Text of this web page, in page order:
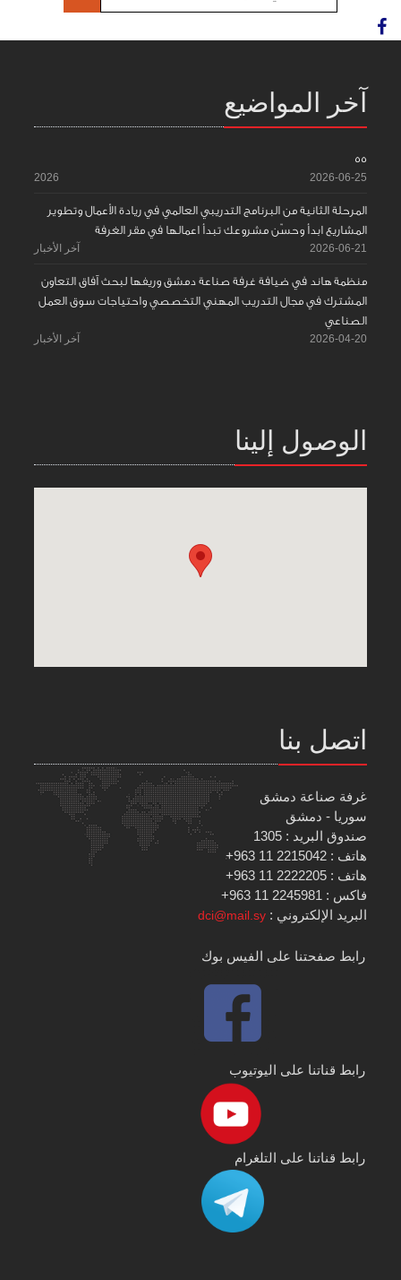
آخر المواضيع
55
2026-06-25
2026
المرحلة الثانية من البرنامج التدريبي العالمي في ريادة الأعمال وتطوير
المشاريع ابدأ وحسّن مشروعك تبدأ اعمالها في مقر الغرفة
2026-06-21 آخر الأخبار
منظمة هاند في ضيافة غرفة صناعة دمشق وريفها لبحث آفاق التعاون
المشترك في مجال التدريب المهني التخصصي واحتياجات سوق العمل
الصناعي
2026-04-20 آخر الأخبار
الوصول إلينا
اتصل بنا
غرفة صناعة دمشق
سوريا - دمشق
صندوق البريد : 1305
هاتف : 2215042 11 963+
هاتف : 2222205 11 963+
فاكس : 2245981 11 963+
البريد الإلكتروني :dci@mail.sy
رابط صفحتنا على الفيس بوك
رابط قناتنا على اليوتيوب
رابط قناتنا على التلغرام